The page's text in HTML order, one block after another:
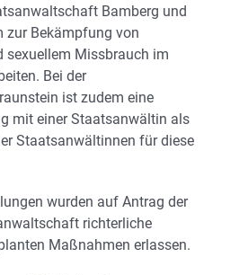
Bamberg und
zur Bekämpfung von
sexuellem Missbrauch im
Bei der
ist zudem eine
mit einer Staatsanwältin als
Staatsanwältinnen für diese
wurden auf Antrag der
richterliche
Maßnahmen erlassen.